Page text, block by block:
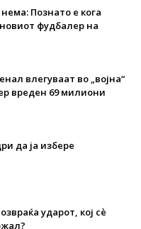
Познато е кога
фудбалер на
влегуваат во „војна“
вреден 69 милиони
да ја избере
ударот, кој сè